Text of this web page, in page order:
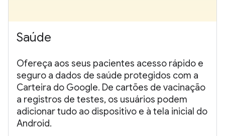
Saúde
Ofereça aos seus pacientes acesso rápido e
seguro a dados de saúde protegidos com a
Carteira do Google. De cartões de vacinação
a registros de testes, os usuários podem
adicionar tudo ao dispositivo e à tela inicial do
Android.